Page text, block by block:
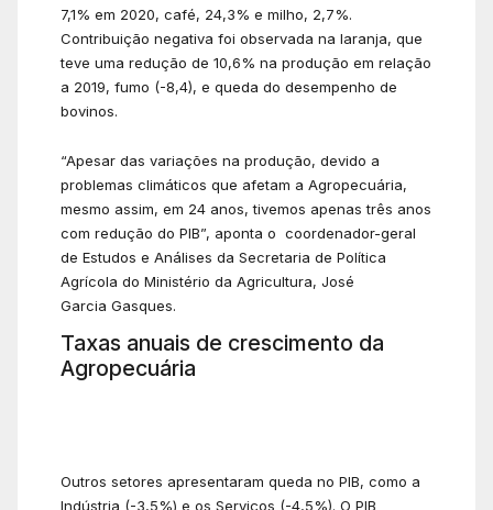
7,1% em 2020, café, 24,3% e milho, 2,7%.
Contribuição negativa foi observada na laranja, que
teve uma redução de 10,6% na produção em relação
a 2019, fumo (-8,4), e queda do desempenho de
bovinos.
“Apesar das variações na produção, devido a
problemas climáticos que afetam a Agropecuária,
mesmo assim, em 24 anos, tivemos apenas três anos
com redução do PIB”, aponta o coordenador-geral
de Estudos e Análises da Secretaria de Política
Agrícola do Ministério da Agricultura, José
Garcia Gasques.
Taxas anuais de crescimento da
Agropecuária
Outros setores apresentaram queda no PIB, como a
Indústria (-3,5%) e os Serviços (-4,5%). O PIB